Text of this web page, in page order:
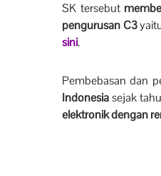
SK tersebut
pengurusan C3
sini.
Pembebasan dan
Indonesiasejak
elektronik dengan